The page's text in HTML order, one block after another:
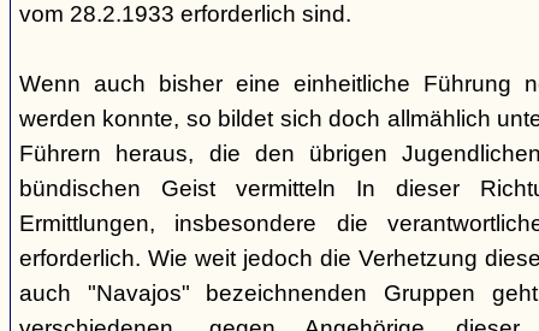
vom 28.2.1933 erforderlich sind.
Wenn auch bisher eine einheitliche Führung
werden konnte, so bildet sich doch allmählich
Führern heraus, die den übrigen
bündischen Geist vermitteln In dieser
Ermittlungen, insbesondere die
erforderlich. Wie weit jedoch die Verhetzung
auch "Navajos" bezeichnenden Gruppen